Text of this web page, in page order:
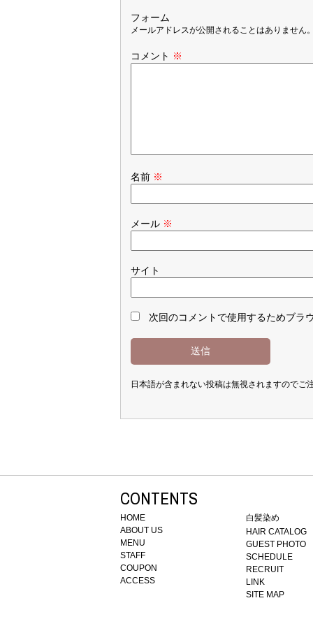
フォーム
メールアドレスが公開されることはありません
コメント ※
名前 ※
メール ※
サイト
次回のコメントで使用するためブラ
日本語が含まれない投稿は無視されますのでご
CONTENTS
HOME
ABOUT US
MENU
STAFF
COUPON
ACCESS
白髪染め
HAIR CATALOG
GUEST PHOTO
SCHEDULE
RECRUIT
LINK
SITE MAP